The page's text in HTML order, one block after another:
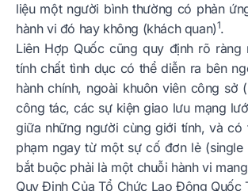
liệu một người bình thường có phản
hành vi đó hay không (khách quan)1.
Liên Hợp Quốc cũng quy định rõ ràng
tính chất tình dục có thể diễn ra bên
hành chính, ngoài khuôn viên công sở
công tác, các sự kiện giao lưu mạng
giữa những người cùng giới tính, và có
phạm ngay từ một sự cố đơn lẻ (single
bắt buộc phải là một chuỗi hành vi
Quy Định Của Tổ Chức Lao Động Quốc